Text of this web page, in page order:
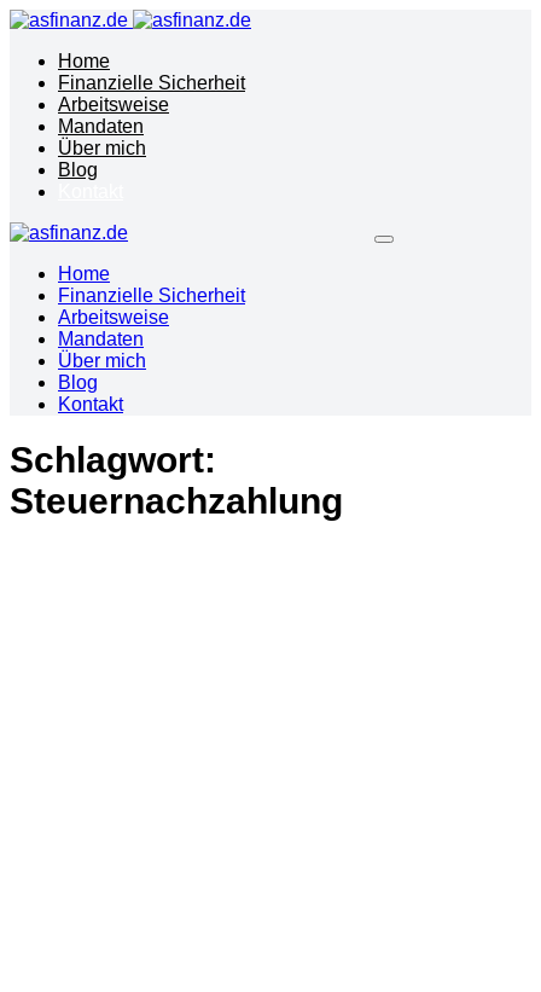
Home
Finanzielle Sicherheit
Arbeitsweise
Mandaten
Über mich
Blog
Home
Finanzielle Sicherheit
Arbeitsweise
Mandaten
Über mich
Blog
Kontakt
Schlagwort:
Steuernachzahlung